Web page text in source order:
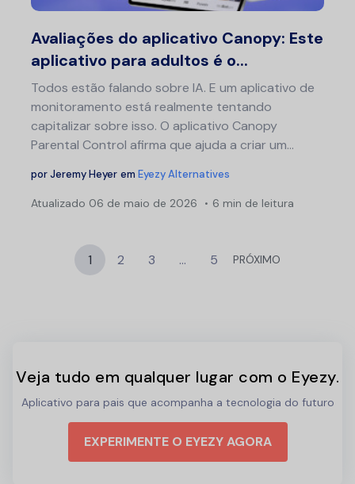
Avaliações do aplicativo Canopy: Este
aplicativo para adultos é o...
Todos estão falando sobre IA. E um aplicativo de
monitoramento está realmente tentando
capitalizar sobre isso. O aplicativo Canopy
Parental Control afirma que ajuda a criar um...
porJeremy Heyer em Eyezy Alternatives
Atualizado 06 de maio de 2026 6 min de leitura
1 2 3 … 5 PRÓXIMO
Veja tudo em qualquer lugar com o Eyezy.
Aplicativo para pais que acompanha a tecnologia do futuro
EXPERIMENTE O EYEZY AGORA